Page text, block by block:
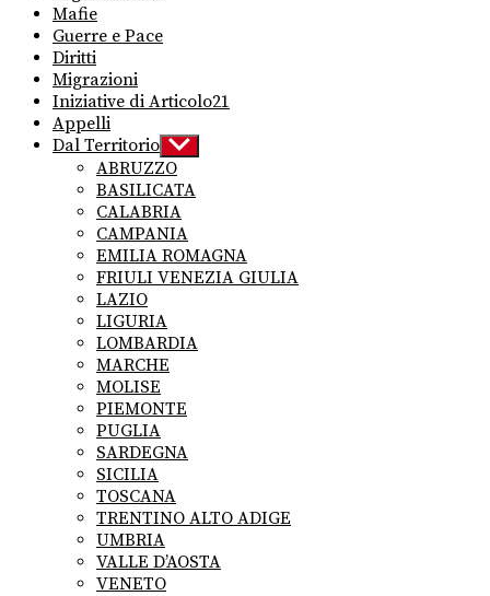
Mafie
Guerre e Pace
Diritti
Migrazioni
Iniziative di Articolo21
Appelli
Dal Territorio Show
sub
menu
ABRUZZO
BASILICATA
CALABRIA
CAMPANIA
EMILIA ROMAGNA
FRIULI VENEZIA GIULIA
LAZIO
LIGURIA
LOMBARDIA
MARCHE
MOLISE
PIEMONTE
PUGLIA
SARDEGNA
SICILIA
TOSCANA
TRENTINO ALTO ADIGE
UMBRIA
VALLE D’AOSTA
VENETO